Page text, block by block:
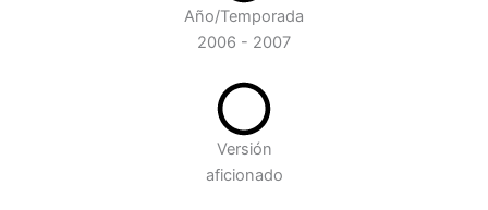
Año/Temporada
2006 - 2007
Versión
aficionado